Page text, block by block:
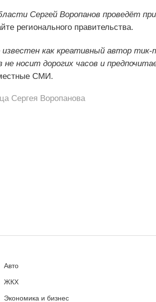
Сергей Воропанов проведёт
регионального правительства.
как креативный автор тик-
не носит дорогих часов и
СМИ.
Сергея Воропанова
Авто
ЖКХ
Экономика и бизнес